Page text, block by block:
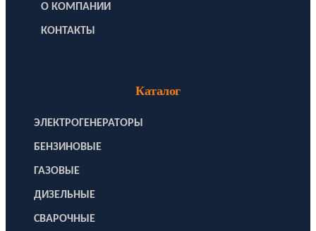
О КОМПАНИИ
КОНТАКТЫ
Каталог
ЭЛЕКТРОГЕНЕРАТОРЫ
БЕНЗИНОВЫЕ
ГАЗОВЫЕ
ДИЗЕЛЬНЫЕ
СВАРОЧНЫЕ